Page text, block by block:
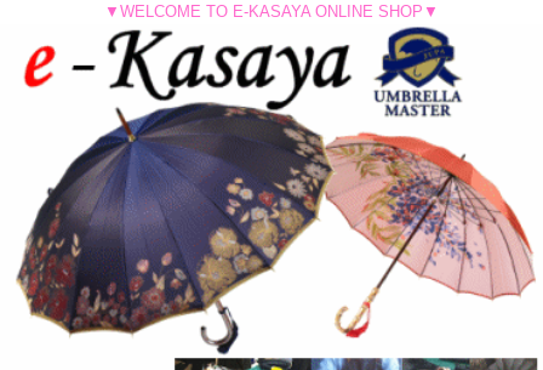
▼WELCOME TO E-KASAYA ONLINE SHOP▼